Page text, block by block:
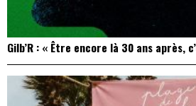
Gilb’R : « Être encore là 30 ans après,